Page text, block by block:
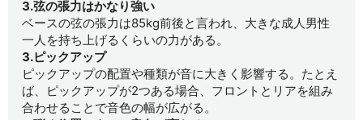
3.弦の張力はかなり強い
ベースの弦の張力は85kg前後と言われ、大きな成人男性
一人を持ち上げるくらいの力がある。
3.ピックアップ
ピックアップの配置や種類が音に大きく影響する。たとえ
ば、ピックアップが2つある場合、フロントとリアを組み
合わせることで音色の幅が広がる。